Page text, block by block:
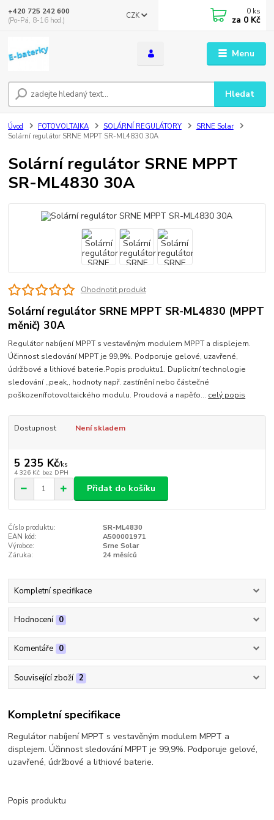
Menu
CZK
Hledat
+420 725 242 600
(Po-Pá, 8-16 hod.)
0 ks
za 0 Kč
Úvod FOTOVOLTAIKA SOLÁRNÍ REGULÁTORY
SRNE Solar
Solární regulátor SRNE MPPT SR-ML4830 30A
Solární regulátor SRNE MPPT
SR-ML4830 30A
Ohodnotit produkt
Solární regulátor SRNE MPPT SR-ML4830 (MPPT
měnič) 30A
Regulátor nabíjení MPPT s vestavěným modulem MPPT a displejem.
Účinnost sledování MPPT je 99,9%. Podporuje gelové, uzavřené,
údržbové a lithiové baterie.Popis produktu1. Duplicitní technologie
sledování ,,peak,, hodnoty např. zastínění nebo částečné
poškozenífotovoltaického modulu. Proudová a napěťo... celý popis
Dostupnost Není skladem
5 235 Kč/ks
4 326 Kč bez DPH
Přidat do košíku
Číslo produktu:
SR-ML4830
EAN kód:
A500001971
Výrobce:
Srne Solar
Záruka:
24 měsíců
Kompletní specifikace
Hodnocení 0
Komentáře 0
Související zboží 2
Kompletní specifikace
Regulátor nabíjení MPPT s vestavěným modulem MPPT a
displejem. Účinnost sledování MPPT je 99,9%. Podporuje gelové,
uzavřené, údržbové a lithiové baterie.
Popis produktu